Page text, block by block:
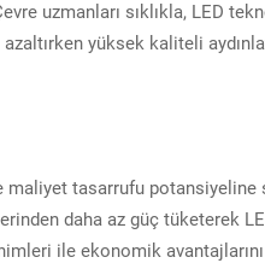
uzmanları sıklıkla, LED
yüksek kaliteli
maliyet tasarrufu
daha az güç tüketerek
ile ekonomik